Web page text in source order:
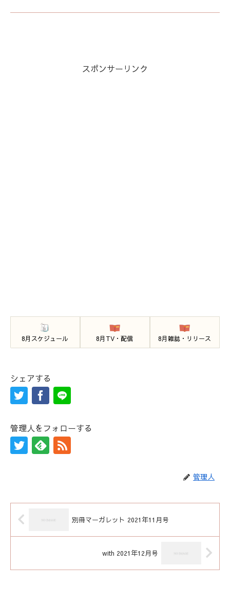
スポンサーリンク
8月スケジュール 8月TV・配信 8月雑誌・リリース
シェアする
管理人をフォローする
管理人
別冊マーガレット 2021年11月号
with 2021年12月号